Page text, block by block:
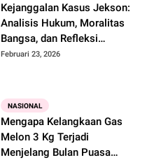
Kejanggalan Kasus Jekson:
Analisis Hukum, Moralitas
Bangsa, dan Refleksi
Kejujuran
Februari 23, 2026
NASIONAL
Mengapa Kelangkaan Gas
Melon 3 Kg Terjadi
Menjelang Bulan Puasa